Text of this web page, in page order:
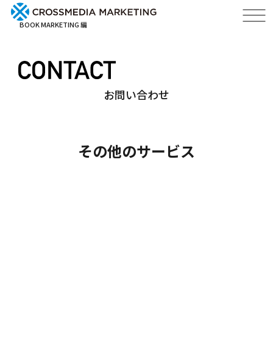
BOOK MARKETING 編
お問い合わせ
その他のサービス